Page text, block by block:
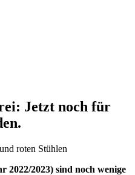
Jetzt noch für
2022/2023) sind noch wenige